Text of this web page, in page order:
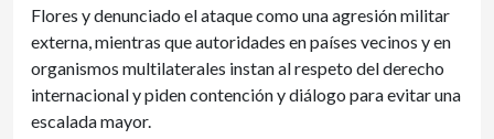
Flores y denunciado el ataque como una agresión militar
externa, mientras que autoridades en países vecinos y en
organismos multilaterales instan al respeto del derecho
internacional y piden contención y diálogo para evitar una
escalada mayor.